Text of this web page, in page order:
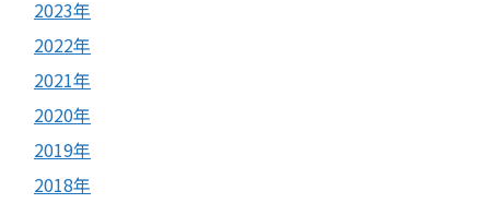
2023年
2022年
2021年
2020年
2019年
2018年